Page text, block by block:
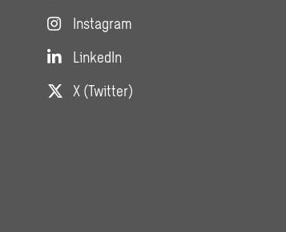
Instagram
LinkedIn
X (Twitter)